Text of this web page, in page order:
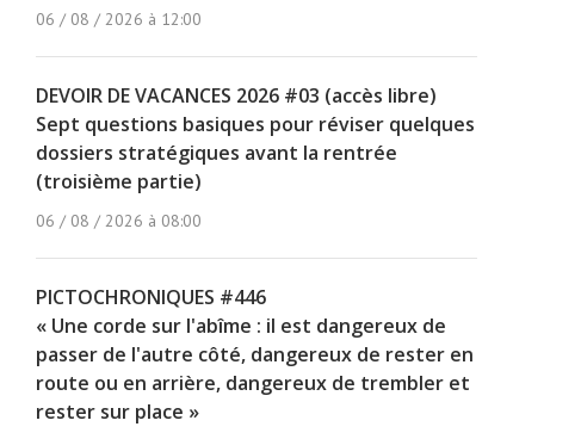
06 / 08 / 2026 à 12:00
DEVOIR DE VACANCES 2026 #03 (accès libre)
Sept questions basiques pour réviser quelques
dossiers stratégiques avant la rentrée
(troisième partie)
06 / 08 / 2026 à 08:00
PICTOCHRONIQUES #446
« Une corde sur l'abîme : il est dangereux de
passer de l'autre côté, dangereux de rester en
route ou en arrière, dangereux de trembler et
rester sur place »